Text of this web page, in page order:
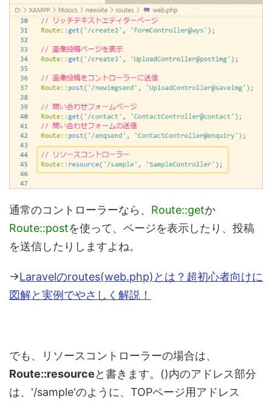
通常のコントローラーなら、 Route::getか
Route::postを使って、ページを表示したり、投稿
を送信したりしますよね。
→Laravelのroutes(web.php)とは？超初心者向けに
図解と実例でやさしく解説！
でも、リソースコントローラーの場合は、
Route::resourceと書きます。()内のアドレス部分
は、'/sample'のように、TOPページ用アドレス